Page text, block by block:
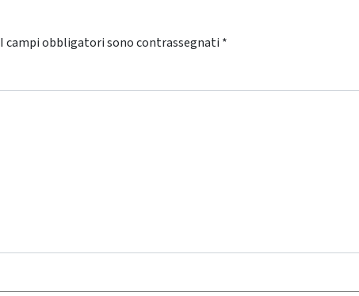
I campi obbligatori sono contrassegnati *